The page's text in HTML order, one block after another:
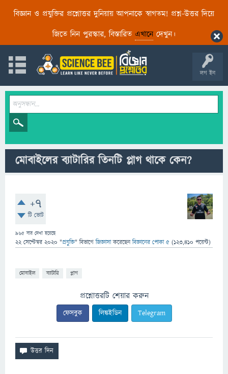
বিজ্ঞান ও প্রযুক্তির প্রশ্নোত্তর দুনিয়ায় আপনাকে স্বাগতম! প্রশ্ন-উত্তর দিয়ে
জিতে নিন পুরস্কার, বিস্তারিত এখানেদেখুন।
লগ ইন
মোবাইলের ব্যাটারির তিনটি প্লাগ থাকে কেন?
+7
টি ভোট
965 বার দেখা হয়েছে
22 সেপ্টেম্বর 2020 "প্রযুক্তি" বিভাগে জিজ্ঞাসাকরেছেনবিজ্ঞানের পোকা ৫ (123,410 পয়েন্ট)
মোবাইল ব্যাটারি প্লাগ
প্রশ্নোত্তরটি শেয়ার করুন
ফেসবুক লিঙ্কইডিন Telegram